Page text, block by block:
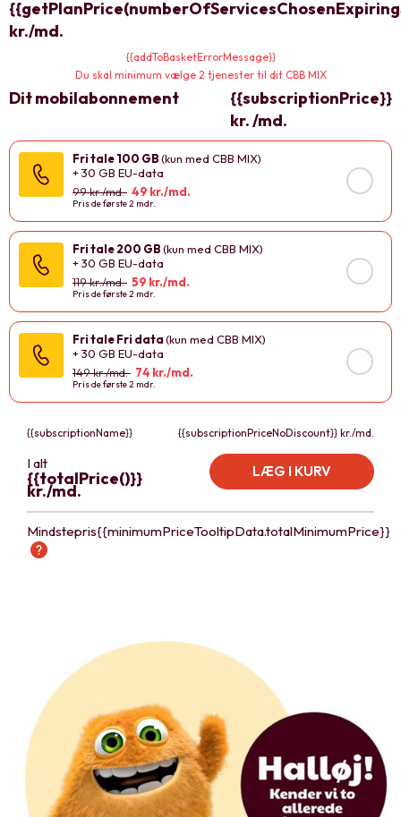
kr./md.
{{addToBasketErrorMessage}}
Du skal minimum vælge 2 tjenester til dit CBB MIX
Dit mobilabonnement
{{subscriptionPrice}}
kr. /md.
Fri tale 100 GB(kun med CBB MIX)
+30 GB EU-data
99 kr./md. 49 kr./md.
Pris de første 2 mdr.
Fri tale 200 GB(kun med CBB MIX)
+30 GB EU-data
119 kr./md. 59 kr./md.
Pris de første 2 mdr.
Fri tale Fri data(kun med CBB MIX)
+30 GB EU-data
149 kr./md. 74 kr./md.
Pris de første 2 mdr.
{{subscriptionName}} {{subscriptionPriceNoDiscount}} kr./md.
I alt
{{totalPrice()}}
kr./md.
LÆG I KURV
Mindstepris{{minimumPriceTooltipData.totalMinimumPrice}}